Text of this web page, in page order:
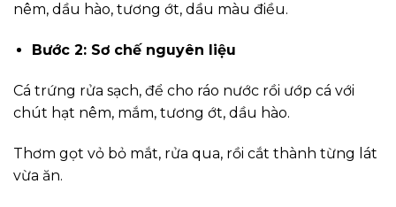
nêm, dầu hào, tương ớt, dầu màu điều.
Bước 2: Sơ chế nguyên liệu
Cá trứng rửa sạch, để cho ráo nước rồi ướp cá với
chút hạt nêm, mắm, tương ớt, dầu hào.
Thơm gọt vỏ bỏ mắt, rửa qua, rồi cắt thành từng lát
vừa ăn.